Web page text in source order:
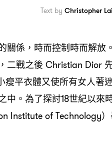
Text by Christopher Lai
關係，時而控制時而解放
二戰之後 Christian Dior
瘦平衣體又使所有女人著
中。為了探討18世紀以來
Institute of Technology